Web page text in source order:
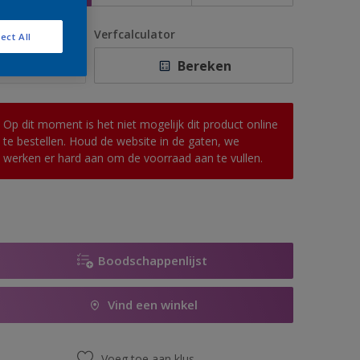
Verfcalculator
Bereken
Op dit moment is het niet mogelijk dit product online
te bestellen. Houd de website in de gaten, we
werken er hard aan om de voorraad aan te vullen.
Boodschappenlijst
Vind een winkel
All